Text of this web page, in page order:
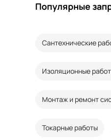
Популярные
Сантехнические
Изоляционные
Монтаж и ремонт
Токарные работы